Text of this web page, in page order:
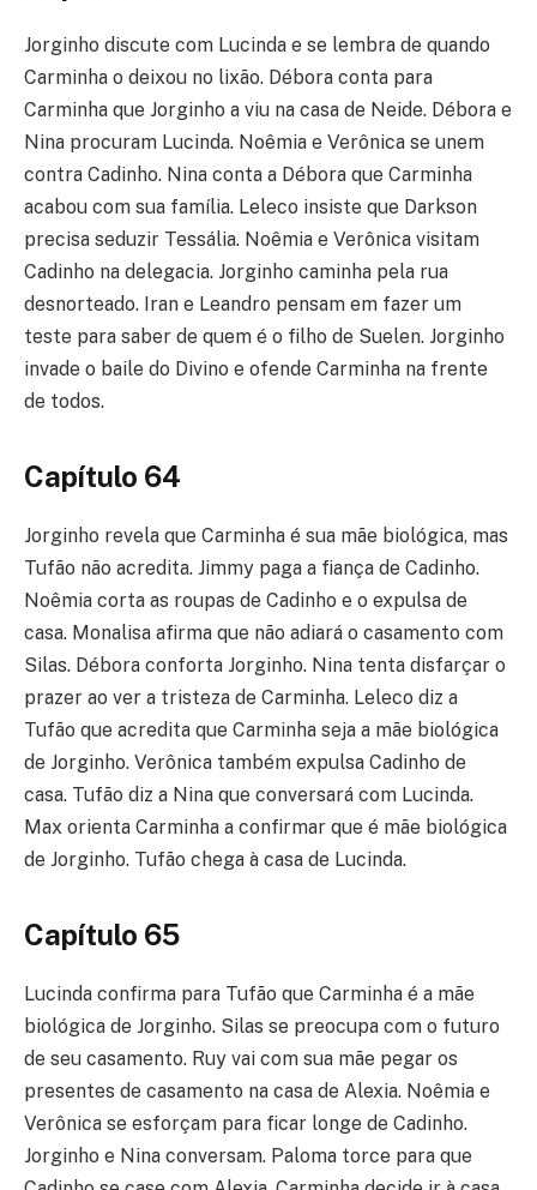
Jorginho discute com Lucinda e se lembra de quando
Carminha o deixou no lixão. Débora conta para
Carminha que Jorginho a viu na casa de Neide. Débora e
Nina procuram Lucinda. Noêmia e Verônica se unem
contra Cadinho. Nina conta a Débora que Carminha
acabou com sua família. Leleco insiste que Darkson
precisa seduzir Tessália. Noêmia e Verônica visitam
Cadinho na delegacia. Jorginho caminha pela rua
desnorteado. Iran e Leandro pensam em fazer um
teste para saber de quem é o filho de Suelen. Jorginho
invade o baile do Divino e ofende Carminha na frente
de todos.
Capítulo 64
Jorginho revela que Carminha é sua mãe biológica, mas
Tufão não acredita. Jimmy paga a fiança de Cadinho.
Noêmia corta as roupas de Cadinho e o expulsa de
casa. Monalisa afirma que não adiará o casamento com
Silas. Débora conforta Jorginho. Nina tenta disfarçar o
prazer ao ver a tristeza de Carminha. Leleco diz a
Tufão que acredita que Carminha seja a mãe biológica
de Jorginho. Verônica também expulsa Cadinho de
casa. Tufão diz a Nina que conversará com Lucinda.
Max orienta Carminha a confirmar que é mãe biológica
de Jorginho. Tufão chega à casa de Lucinda.
Capítulo 65
Lucinda confirma para Tufão que Carminha é a mãe
biológica de Jorginho. Silas se preocupa com o futuro
de seu casamento. Ruy vai com sua mãe pegar os
presentes de casamento na casa de Alexia. Noêmia e
Verônica se esforçam para ficar longe de Cadinho.
Jorginho e Nina conversam. Paloma torce para que